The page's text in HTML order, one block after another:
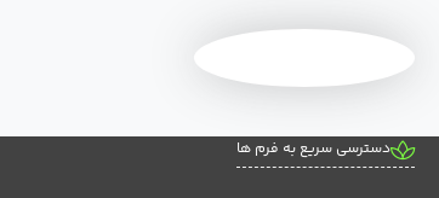
دسترسی سریع به فرم ها